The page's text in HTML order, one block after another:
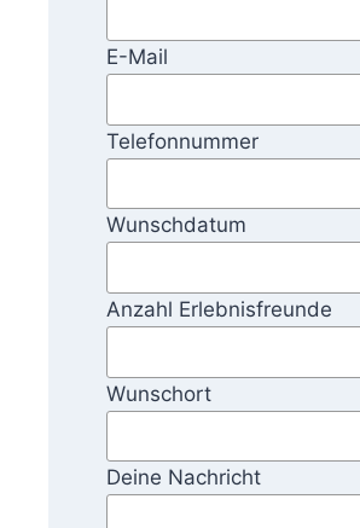
E-Mail
Telefonnummer
Wunschdatum
Anzahl Erlebnisfreunde
Wunschort
Deine Nachricht